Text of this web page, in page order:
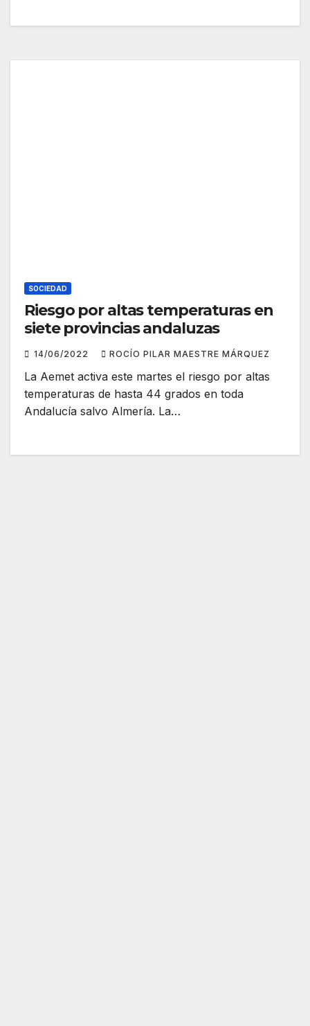
SOCIEDAD
Riesgo por altas temperaturas en
siete provincias andaluzas
14/06/2022 ROCÍO PILAR MAESTRE MÁRQUEZ
La Aemet activa este martes el riesgo por altas
temperaturas de hasta 44 grados en toda
Andalucía salvo Almería. La…